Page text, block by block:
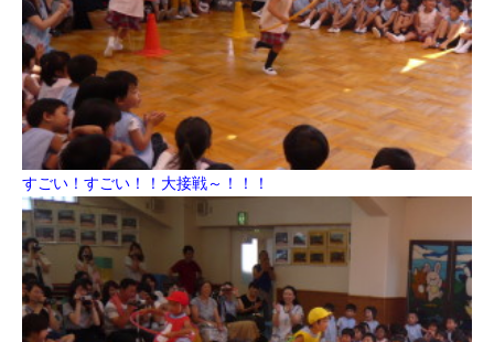
すごい！すごい！！大接戦～！！！